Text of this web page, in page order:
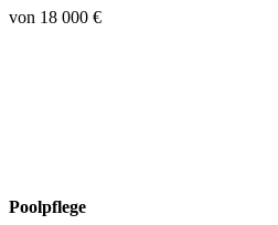
von 18 000 €
Poolpflege